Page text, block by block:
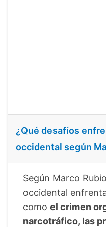
¿Qué desafíos
occidental según
Según Marco
occidental
como el crimen
narcotráfico, las